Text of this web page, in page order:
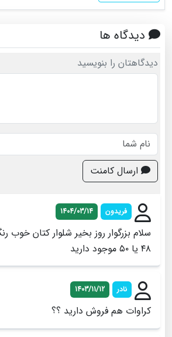
دیدگاه ها
دیدگاهتان را بنویسید
ارسال کامنت
فریدون 1404/03/14
سلام بزرگوار روز بخیر شلوار کتان خوب
۴۸ یا ۵۰ موجود دارید
نادر 1403/11/12
کراوات هم فروش دارید ؟؟